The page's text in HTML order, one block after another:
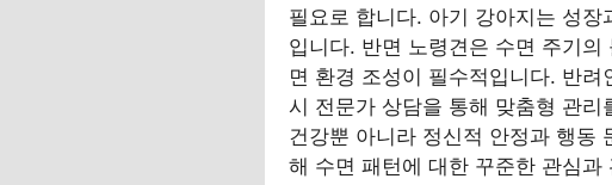
필요로 합니다. 아기 강아지는 성
입니다. 반면 노령견은 수면 주기
면 환경 조성이 필수적입니다. 반
시 전문가 상담을 통해 맞춤형 관
건강뿐 아니라 정신적 안정과 행동
해 수면 패턴에 대한 꾸준한 관심과